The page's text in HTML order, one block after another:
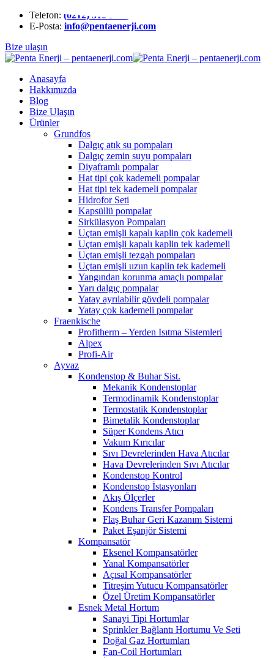
Telefon: (0212) 510 9991
E-Posta: info@pentaenerji.com
Bize ulaşın
Anasayfa
Hakkımızda
Blog
Bize Ulaşın
Ürünler
Grundfos
Dalgıç atık su pompaları
Dalgıç zemin suyu pompaları
Diyaframlı pompalar
Hat tipi çok kademeli pompalar
Hat tipi tek kademeli pompalar
Hidrofor Seti
Kapsüllü pompalar
Sirkülasyon Pompaları
Uçtan emişli kapalı kaplin çok kademeli
Uçtan emişli kapalı kaplin tek kademeli
Uçtan emişli tezgah pompaları
Uçtan emişli uzun kaplin tek kademeli
Yangından korunma amaçlı pompalar
Yarı dalgıç pompalar
Yatay ayrılabilir gövdeli pompalar
Yatay çok kademeli pompalar
Fraenkische
Profitherm – Yerden Isıtma Sistemleri
Alpex
Profi-Air
Ayvaz
Kondenstop & Buhar Sist.
Mekanik Kondenstoplar
Termodinamik Kondenstoplar
Termostatik Kondenstoplar
Bimetalik Kondenstoplar
Süper Kondens Atıcı
Vakum Kırıcılar
Sıvı Devrelerinden Hava Atıcılar
Hava Devrelerinden Sıvı Atıcılar
Kondenstop Kontrol
Kondenstop İstasyonları
Akış Ölçerler
Kondens Transfer Pompaları
Flaş Buhar Geri Kazanım Sistemi
Paket Eşanjör Sistemi
Kompansatör
Eksenel Kompansatörler
Yanal Kompansatörler
Açısal Kompansatörler
Titreşim Yutucu Kompansatörler
Özel Üretim Kompansatörler
Esnek Metal Hortum
Sanayi Tipi Hortumlar
Sprinkler Bağlantı Hortumu Ve Seti
Doğal Gaz Hortumları
Fan-Coil Hortumları